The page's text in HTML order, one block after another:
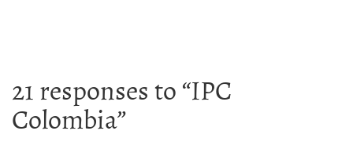
21 responses to “IPC
Colombia”